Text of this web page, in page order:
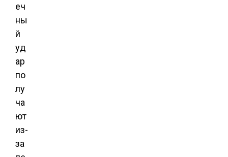
еч
ны
й
уд
ар
по
лу
ча
ют
из-
за